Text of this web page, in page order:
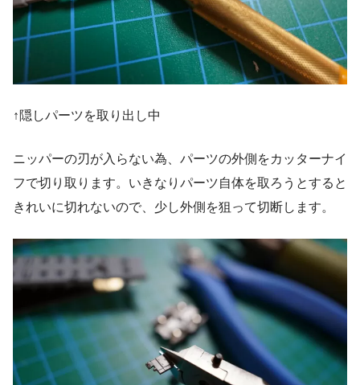
↑隠しパーツを取り出し中
ニッパーの刃が入らない為、パーツの外側をカッターナイ
フで切り取ります。いきなりパーツ自体を取ろうとすると
きれいに切れないので、少し外側を狙って切断します。